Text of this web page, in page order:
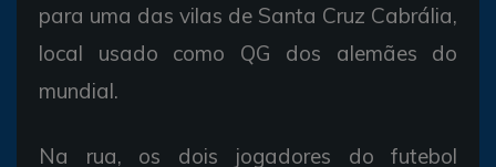
para uma das vilas de Santa Cruz Cabrália,
local usado como QG dos alemães do
mundial.
Na rua, os dois jogadores do futebol